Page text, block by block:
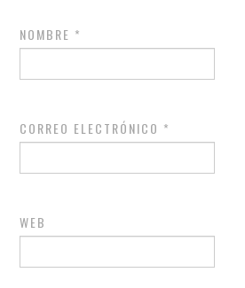
NOMBRE *
CORREO ELECTRÓNICO *
WEB